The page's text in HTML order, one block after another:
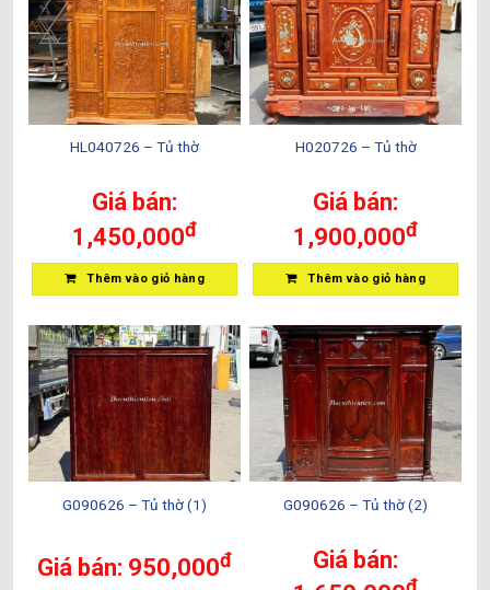
HL040726 – Tủ thờ
Giá bán:
1,450,000đ
Thêm vào giỏ hàng
H020726 – Tủ thờ
Giá bán:
1,900,000đ
Thêm vào giỏ hàng
G090626 – Tủ thờ (1)
Giá bán: 950,000đ
G090626 – Tủ thờ (2)
Giá bán: